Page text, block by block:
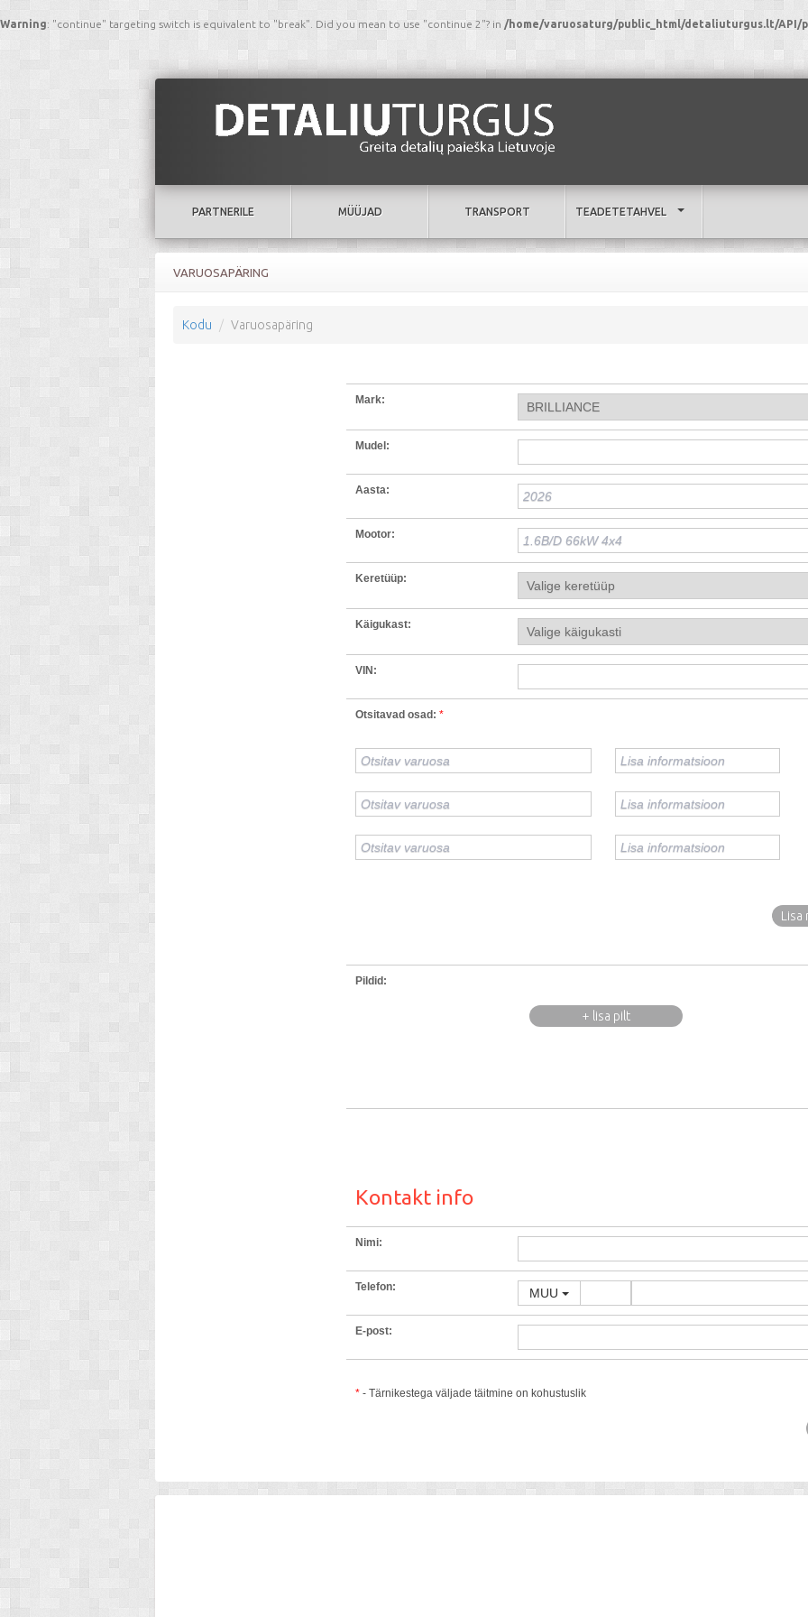
Warning: "continue" targeting switch is equivalent to "break". Did you mean to use "continue 2"? in /home/varuosaturg/public_html/detaliuturgus.lt/API/
PARTNERILE MÜÜJAD TRANSPORT TEADETETAHVEL
VARUOSAPÄRING
Kodu Varuosapäring
Mark:
Mudel:
Aasta:
Mootor:
Keretüüp:
Käigukast:
VIN:
Otsitavad osad: *
Lisa
Pildid:
+ lisa pilt
Kontakt info
Nimi:
Telefon: MUU
E-post:
* - Tärnikestega väljade täitmine on kohustuslik